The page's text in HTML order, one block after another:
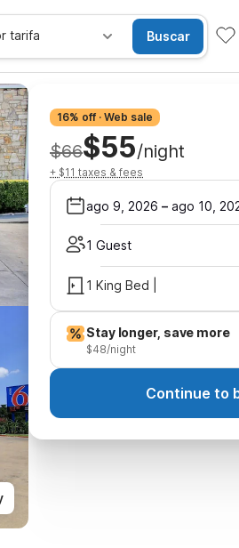
tarifa Buscar
16% off · Web sale
$66$55/night
+ $11 taxes & fees
ago 9, 2026 – ago 10,
1 Guest
1 King Bed |
Stay longer, save more
$48/night
Continue to